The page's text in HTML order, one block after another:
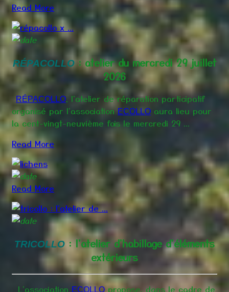
Read More
RÉPACOLLO: atelier du mercredi 29 juillet
2026
RÉPACOLLO, l'atelier de réparation participatif
organisé par l'associationECOLLO aura lieu pour
la cent-vingt-neuvième fois le mercredi 29 ...
Read More
Read More
TRICOLLO : l'atelier d'habillage d'éléments
extérieurs
L'association ECOLLOpropose, dans le cadre de